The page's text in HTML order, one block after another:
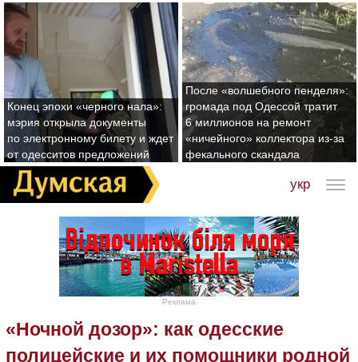
Конец эпохи «черного нала»:
мэрия открыла документы
по электронному билету и ждет
от одесситов предложений
После «волшебного пенделя»:
громада под Одессой тратит
6 миллионов на ремонт
«ничейного» коллектора из-за
фекального скандала
укр
Реклама
«Ночной дозор»: как одесские
полицейские и их помощники родной